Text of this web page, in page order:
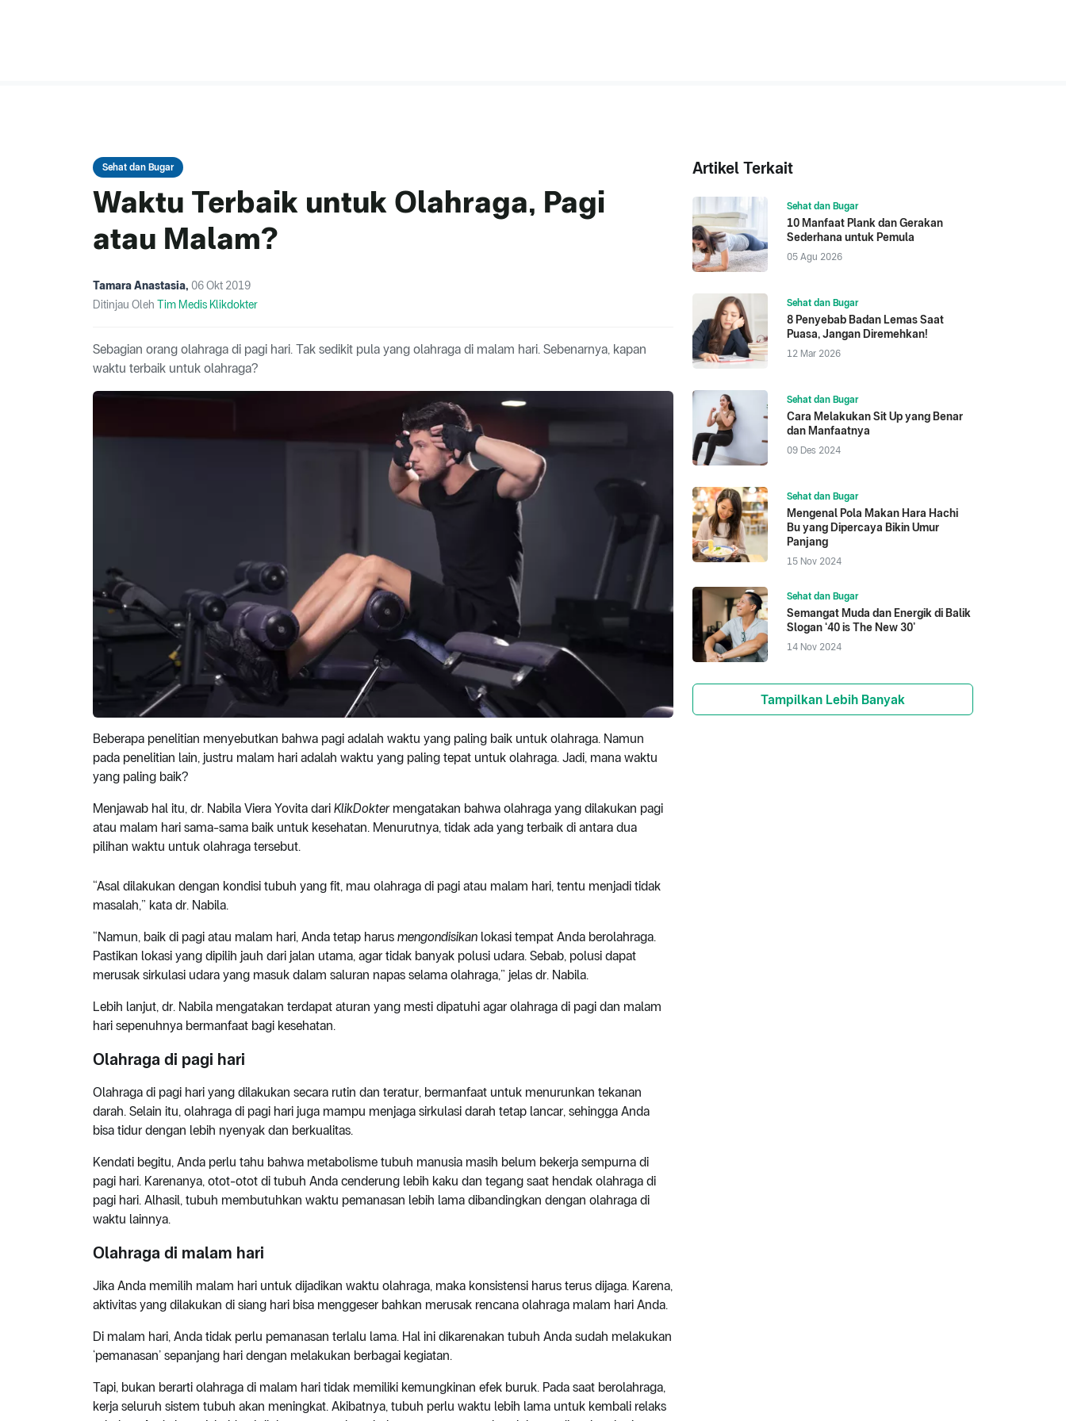
Sehat dan Bugar
Waktu Terbaik untuk Olahraga, Pagi
atau Malam?
Tamara Anastasia, 06 Okt 2019
Ditinjau Oleh Tim Medis Klikdokter
Sebagian orang olahraga di pagi hari. Tak sedikit pula yang olahraga di malam hari. Sebenarnya, kapan
waktu terbaik untuk olahraga?
Beberapa penelitian menyebutkan bahwa pagi adalah waktu yang paling baik untuk olahraga. Namun
pada penelitian lain, justru malam hari adalah waktu yang paling tepat untuk olahraga. Jadi, mana waktu
yang paling baik?
Menjawab hal itu, dr. Nabila Viera Yovita dari KlikDoktermengatakan bahwa olahraga yang dilakukan pagi
atau malam hari sama-sama baik untuk kesehatan. Menurutnya, tidak ada yang terbaik di antara dua
pilihan waktu untuk olahraga tersebut.
“Asal dilakukan dengan kondisi tubuh yang fit, mau olahraga di pagi atau malam hari, tentu menjadi tidak
masalah,” kata dr. Nabila.
“Namun, baik di pagi atau malam hari, Anda tetap harus mengondisikan lokasi tempat Anda berolahraga.
Pastikan lokasi yang dipilih jauh dari jalan utama, agar tidak banyak polusi udara. Sebab, polusi dapat
merusak sirkulasi udara yang masuk dalam saluran napas selama olahraga,” jelas dr. Nabila.
Lebih lanjut, dr. Nabila mengatakan terdapat aturan yang mesti dipatuhi agar olahraga di pagi dan malam
hari sepenuhnya bermanfaat bagi kesehatan.
Olahraga di pagi hari
Olahraga di pagi hari yang dilakukan secara rutin dan teratur, bermanfaat untuk menurunkan tekanan
darah. Selain itu, olahraga di pagi hari juga mampu menjaga sirkulasi darah tetap lancar, sehingga Anda
bisa tidur dengan lebih nyenyak dan berkualitas.
Kendati begitu, Anda perlu tahu bahwa metabolisme tubuh manusia masih belum bekerja sempurna di
pagi hari. Karenanya, otot-otot di tubuh Anda cenderung lebih kaku dan tegang saat hendak olahraga di
pagi hari. Alhasil, tubuh membutuhkan waktu pemanasan lebih lama dibandingkan dengan olahraga di
waktu lainnya.
Olahraga di malam hari
Jika Anda memilih malam hari untuk dijadikan waktu olahraga, maka konsistensi harus terus dijaga. Karena,
aktivitas yang dilakukan di siang hari bisa menggeser bahkan merusak rencana olahraga malam hari Anda.
Di malam hari, Anda tidak perlu pemanasan terlalu lama. Hal ini dikarenakan tubuh Anda sudah melakukan
‘pemanasan’ sepanjang hari dengan melakukan berbagai kegiatan.
Tapi, bukan berarti olahraga di malam hari tidak memiliki kemungkinan efek buruk. Pada saat berolahraga,
kerja seluruh sistem tubuh akan meningkat. Akibatnya, tubuh perlu waktu lebih lama untuk kembali relaks
Artikel Terkait
Sehat dan Bugar
10 Manfaat Plank dan Gerakan
Sederhana untuk Pemula
05 Agu 2026
Sehat dan Bugar
8 Penyebab Badan Lemas Saat
Puasa, Jangan Diremehkan!
12 Mar 2026
Sehat dan Bugar
Cara Melakukan Sit Up yang Benar
dan Manfaatnya
09 Des 2024
Sehat dan Bugar
Mengenal Pola Makan Hara Hachi
Bu yang Dipercaya Bikin Umur
Panjang
15 Nov 2024
Sehat dan Bugar
Semangat Muda dan Energik di Balik
Slogan ‘40 is The New 30’
14 Nov 2024
Tampilkan Lebih Banyak